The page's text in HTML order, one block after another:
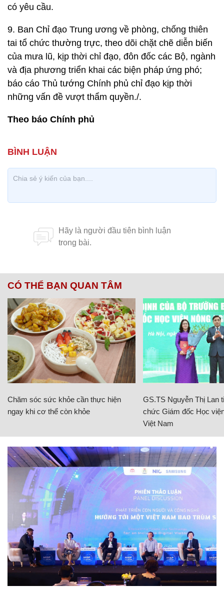
có yêu cầu.
9. Ban Chỉ đạo Trung ương về phòng, chống thiên
tai tổ chức thường trực, theo dõi chặt chẽ diễn biến
của mưa lũ, kịp thời chỉ đạo, đôn đốc các Bộ, ngành
và địa phương triển khai các biện pháp ứng phó;
báo cáo Thủ tướng Chính phủ chỉ đạo kịp thời
những vấn đề vượt thẩm quyền./.
Theo báo Chính phủ
CÓ THỂ BẠN QUAN TÂM
Chăm sóc sức khỏe cần thực hiện
ngay khi cơ thể còn khỏe
GS.TS Nguyễn Thị Lan
chức Giám đốc Học
Việt Nam